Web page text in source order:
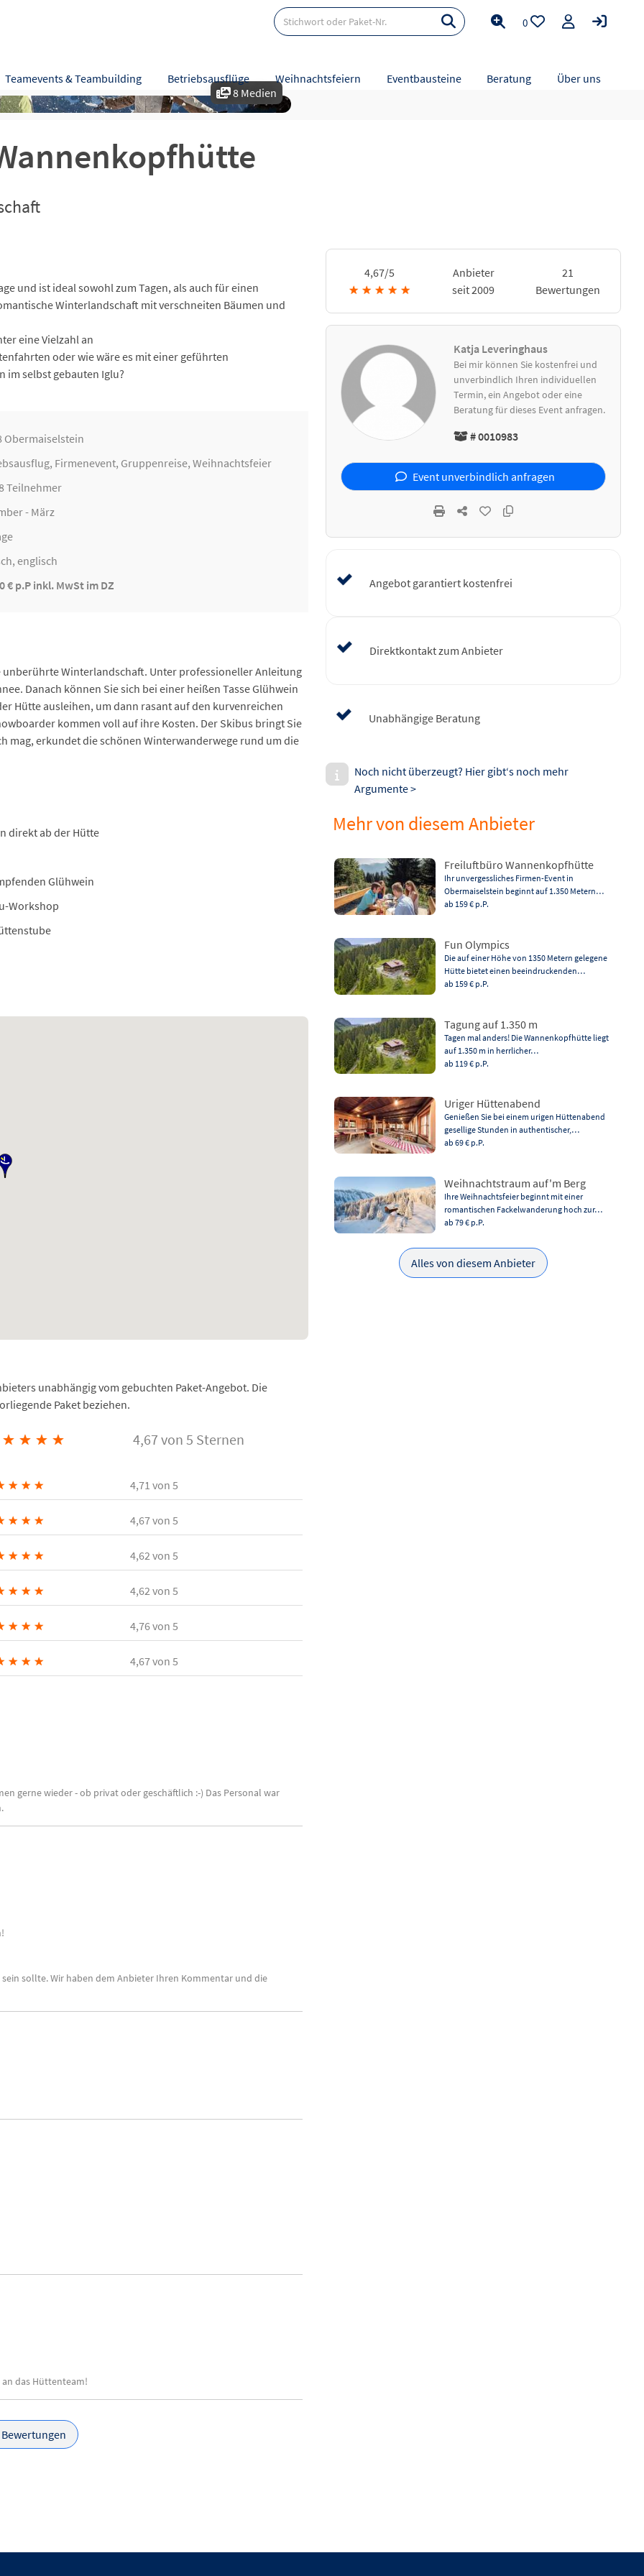
Teamevents & Teambuilding Betriebsausflüge Weihnachtsfeiern Eventbausteine Beratung Über uns
0
8 Medien
Bewertungen
und ist ideal sowohl zum Tagen, als auch für einen
Winterlandschaft mit verschneiten Bäumen und
eine Vielzahl an
oder wie wäre es mit einer geführten
im selbst gebauten Iglu?
Obermaiselstein
, Firmenevent, Gruppenreise,Weihnachtsfeier
Teilnehmer
- März
englisch
€ p.P inkl. MwSt im DZ
Winterlandschaft. Unter professioneller Anleitung
Danach können Sie sich bei einer heißen Tasse Glühwein
Hütte ausleihen, um dann rasant auf den kurvenreichen
kommen voll auf ihre Kosten. Der Skibus bringt Sie
mag, erkundet die schönen Winterwanderwege rund um die
direkt ab der Hütte
Glühwein
Workshop
unabhängig vom gebuchten Paket-Angebot. Die
Paket beziehen.
★ ★ ★ ★ 4,67 von 5 Sternen
★ ★ ★ 4,71 von 5
★ ★ ★ 4,67von 5
★ ★ ★ 4,62von 5
★ ★ ★ 4,62von 5
★ ★ ★ 4,76von 5
★ ★ ★ 4,67von 5
gerne wieder - ob privat oder geschäftlich :-) Das Personal war
sollte. Wir haben dem Anbieter Ihren Kommentar und die
an das Hüttenteam!
4,67/5
★ ★ ★ ★ ★
Anbieter
seit 2009
21
Bewertungen
Katja Leveringhaus
Bei mir können Sie kostenfrei und
unverbindlich Ihren individuellen
Termin, ein Angebot oder eine
Beratung für dieses Event anfragen.
# 0010983
Event unverbindlich anfragen
Angebot garantiert kostenfrei
Direktkontakt zum Anbieter
Unabhängige Beratung
Noch nicht überzeugt? Hier gibt‘s noch mehr
Argumente >
Mehr von diesem Anbieter
Freiluftbüro Wannenkopfhütte
Ihr unvergessliches Firmen-Event in
Obermaiselstein beginnt auf 1.350 Metern…
ab 159 € p.P.
Fun Olympics
Die auf einer Höhe von 1350 Metern gelegene
Hütte bietet einen beeindruckenden…
ab 159 € p.P.
Tagung auf 1.350 m
Tagen mal anders! Die Wannenkopfhütte liegt
auf 1.350 m in herrlicher…
ab 119 € p.P.
Uriger Hüttenabend
Genießen Sie bei einem urigen Hüttenabend
gesellige Stunden in authentischer,…
ab 69 € p.P.
Weihnachtstraum auf'm Berg
Ihre Weihnachtsfeier beginnt mit einer
romantischen Fackelwanderung hoch zur…
ab 79 € p.P.
Alles von diesem Anbieter